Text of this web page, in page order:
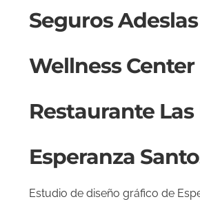
Seguros
Wellness Center
Restaurante Las
Esperanza
Estudio de diseño gráfico de